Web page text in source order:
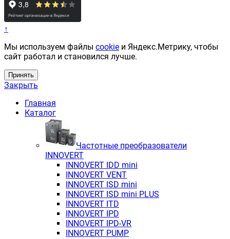
↑
Мы используем файлы cookie и Яндекс.Метрику, чтобы
сайт работал и становился лучше.
Принять
Закрыть
Главная
Каталог
Частотные преобразователи
INNOVERT
INNOVERT IDD mini
INNOVERT VENT
INNOVERT ISD mini
INNOVERT ISD mini PLUS
INNOVERT ITD
INNOVERT IРD
INNOVERT IРD-VR
INNOVERT PUMP